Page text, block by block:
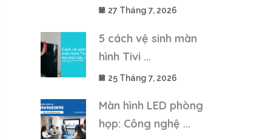
27 Tháng 7, 2026
5 cách vệ sinh màn
hình Tivi ...
25 Tháng 7, 2026
Màn hình LED phòng
họp: Công nghệ ...